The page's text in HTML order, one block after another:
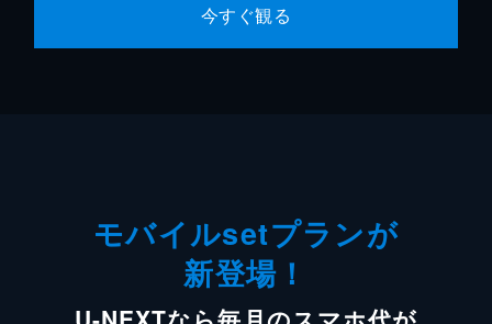
今すぐ観る
モバイルsetプランが
新登場！